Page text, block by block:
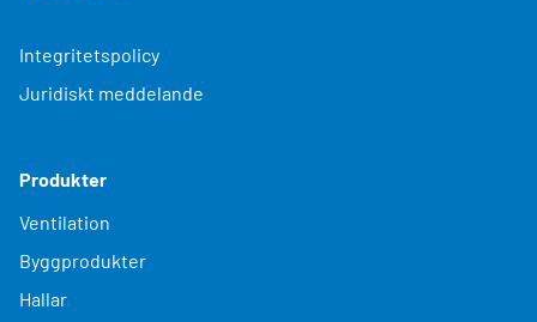
Integritetspolicy
Juridiskt meddelande
Produkter
Ventilation
Byggprodukter
Hallar